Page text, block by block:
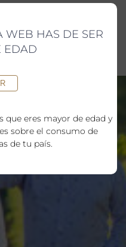
WEB HAS DE SER
EDAD
que eres mayor de edad y
sobre el consumo de
de tu país.